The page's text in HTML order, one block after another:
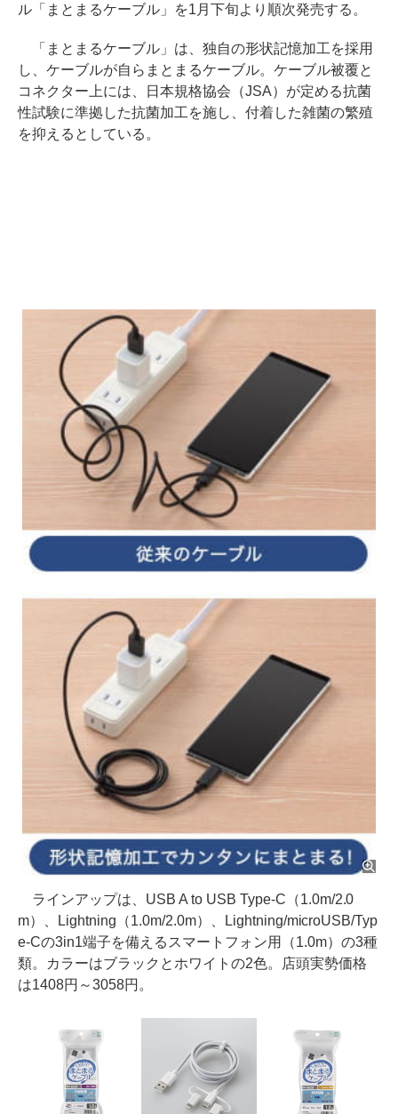
ル「まとまるケーブル」を1月下旬より順次発売する。
「まとまるケーブル」は、独自の形状記憶加工を採用
し、ケーブルが自らまとまるケーブル。ケーブル被覆と
コネクター上には、日本規格協会（JSA）が定める抗菌
性試験に準拠した抗菌加工を施し、付着した雑菌の繁殖
を抑えるとしている。
ラインアップは、USB A to USB Type-C（1.0m/2.0
m）、Lightning（1.0m/2.0m）、Lightning/microUSB/Typ
e-Cの3in1端子を備えるスマートフォン用（1.0m）の3種
類。カラーはブラックとホワイトの2色。店頭実勢価格
は1408円～3058円。